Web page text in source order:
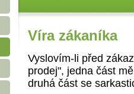
Víra zákaníka
Vyslovím-li před
prodej", jedna část
druhá část se